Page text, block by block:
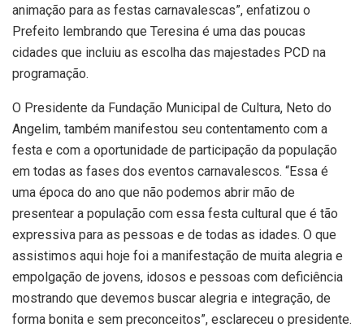
animação para as festas carnavalescas”, enfatizou o
Prefeito lembrando que Teresina é uma das poucas
cidades que incluiu as escolha das majestades PCD na
programação.
O Presidente da Fundação Municipal de Cultura, Neto do
Angelim, também manifestou seu contentamento com a
festa e com a oportunidade de participação da população
em todas as fases dos eventos carnavalescos. “Essa é
uma época do ano que não podemos abrir mão de
presentear a população com essa festa cultural que é tão
expressiva para as pessoas e de todas as idades. O que
assistimos aqui hoje foi a manifestação de muita alegria e
empolgação de jovens, idosos e pessoas com deficiência
mostrando que devemos buscar alegria e integração, de
forma bonita e sem preconceitos”, esclareceu o presidente.